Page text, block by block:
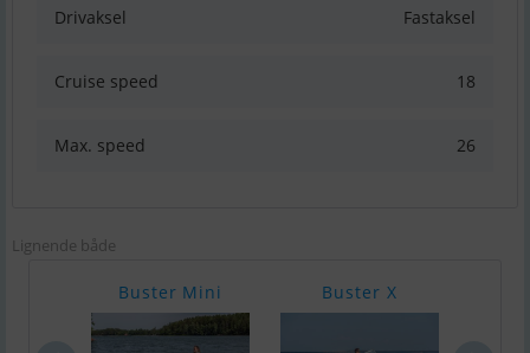
Drivaksel Fastaksel
Cruise speed 18
Max. speed 26
Lignende både
Buster Mini Buster X